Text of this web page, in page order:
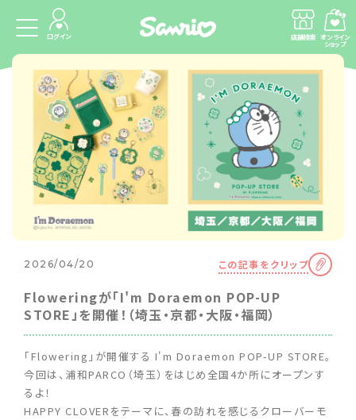
ログイン 店舗検索 オンライン
ショップ
2026/04/20 この記事をクリップ
Floweringが「I'm Doraemon POP-UP
STORE」を開催！（埼玉・京都・大阪・福岡）
「Flowering」が開催する I'm Doraemon POP-UP STORE。
今回は、浦和PARCO（埼玉）をはじめ全国4か所にオープンす
るよ！
HAPPY CLOVERをテーマに、春の訪れを感じるクローバーモ